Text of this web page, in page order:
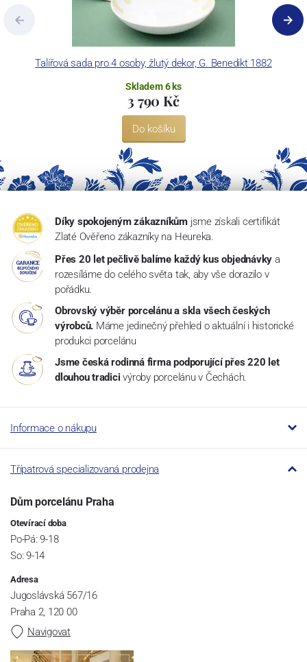
Talířová sada pro 4 osoby, žlutý dekor, G. Benedikt 1882
Skladem 6 ks
3 790 Kč
Do košíku
Díky spokojeným zákazníkům jsme získali certifikát
Zlaté Ověřeno zákazníky na Heureka.
Přes 20 let pečlivě balíme každý kus objednávky a
rozesíláme do celého světa tak, aby vše dorazilo v
pořádku.
Obrovský výběr porcelánu a skla všech českých
výrobců. Máme jedinečný přehled o aktuální i historické
produkci porcelánu
Jsme česká rodinná firma podporující přes 220 let
dlouhou tradici výroby porcelánu v Čechách.
Informace o nákupu
Třípatrová specializovaná prodejna
Dům porcelánu Praha
Otevírací doba
Po-Pá: 9-18
So: 9-14
Adresa
Jugoslávská 567/16
Praha 2, 120 00
Navigovat